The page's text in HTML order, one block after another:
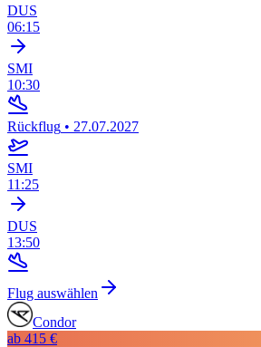
DUS
06:15
SMI
10:30
Rückflug • 27.07.2027
SMI
11:25
DUS
13:50
Flug auswählen
Condor
ab 415 €